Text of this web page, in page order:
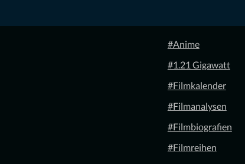
#Anime
#1.21 Gigawatt
#Filmkalender
#Filmanalysen
#Filmbiografien
#Filmreihen